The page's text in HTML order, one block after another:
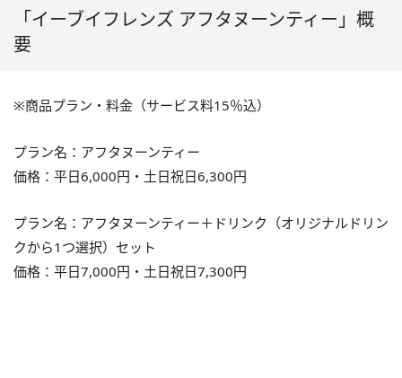
「イーブイフレンズ アフタヌーンティー」概
要
※商品プラン・料金（サービス料15％込）
プラン名：アフタヌーンティー
価格：平日6,000円・土日祝日6,300円
プラン名：アフタヌーンティー＋ドリンク（オリジナルドリン
クから1つ選択）セット
価格：平日7,000円・土日祝日7,300円